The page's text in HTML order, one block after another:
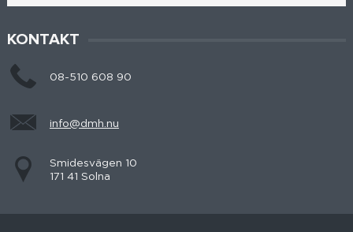
KONTAKT
08-510 608 90
info@dmh.nu
Smidesvägen 10
171 41 Solna